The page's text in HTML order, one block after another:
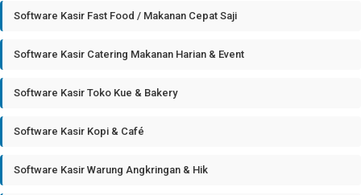
Software Kasir Fast Food / Makanan Cepat Saji
Software Kasir Catering Makanan Harian & Event
Software Kasir Toko Kue & Bakery
Software Kasir Kopi & Café
Software Kasir Warung Angkringan & Hik